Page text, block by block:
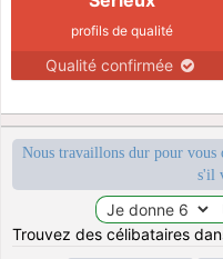
profils de qualité
Qualité confirmée
Nous travaillons dur pour
s'il
Trouvez des célibataires